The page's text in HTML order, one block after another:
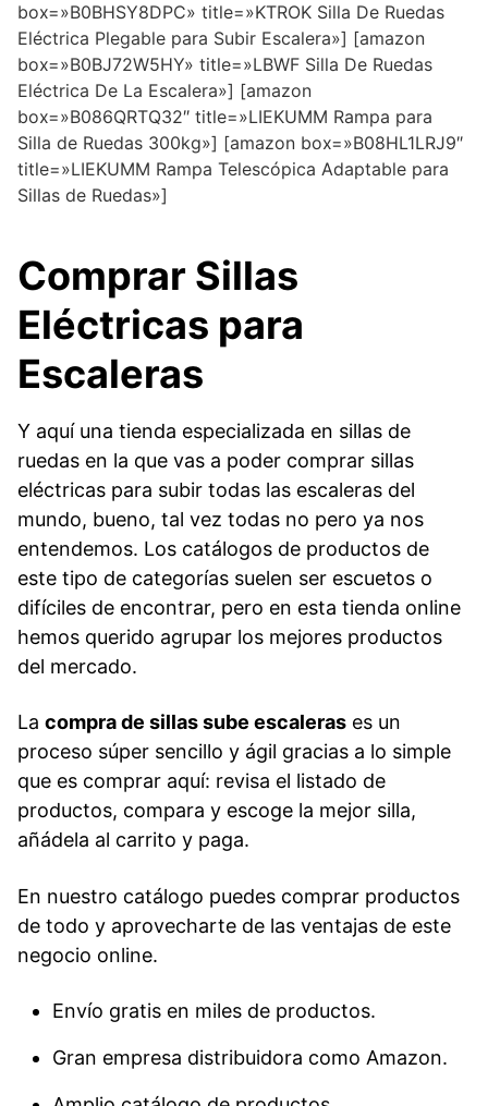
box=»B0BHSY8DPC» title=»KTROK Silla De Ruedas
Eléctrica Plegable para Subir Escalera»] [amazon
box=»B0BJ72W5HY» title=»LBWF Silla De Ruedas
Eléctrica De La Escalera»] [amazon
box=»B086QRTQ32″ title=»LIEKUMM Rampa para
Silla de Ruedas 300kg»] [amazon box=»B08HL1LRJ9″
title=»LIEKUMM Rampa Telescópica Adaptable para
Sillas de Ruedas»]
Comprar Sillas
Eléctricas para
Escaleras
Y aquí una tienda especializada en sillas de
ruedas en la que vas a poder comprar sillas
eléctricas para subir todas las escaleras del
mundo, bueno, tal vez todas no pero ya nos
entendemos. Los catálogos de productos de
este tipo de categorías suelen ser escuetos o
difíciles de encontrar, pero en esta tienda online
hemos querido agrupar los mejores productos
del mercado.
La compra de sillas sube escaleras es un
proceso súper sencillo y ágil gracias a lo simple
que es comprar aquí: revisa el listado de
productos, compara y escoge la mejor silla,
añádela al carrito y paga.
En nuestro catálogo puedes comprar productos
de todo y aprovecharte de las ventajas de este
negocio online.
Envío gratis en miles de productos.
Gran empresa distribuidora como Amazon.